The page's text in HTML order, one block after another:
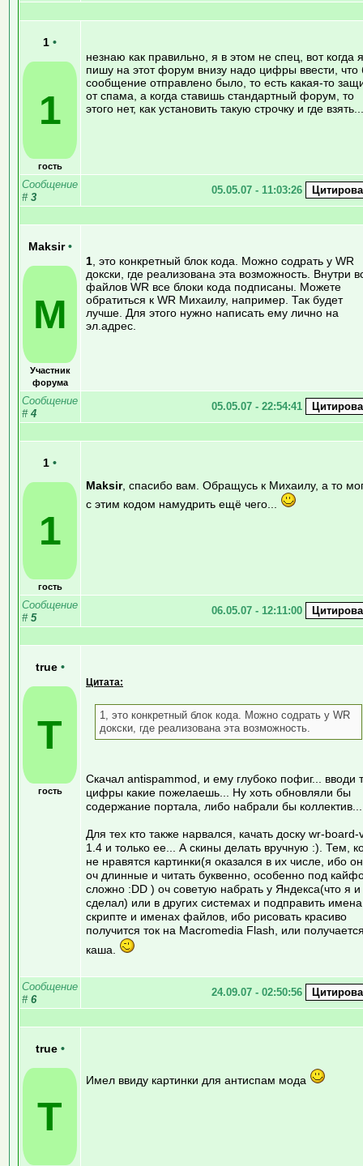
1 •
1
гость
незнаю как правильно, я в этом не спец, вот когда я
пишу на этот форум внизу надо цифры ввести, что
сообщение отправлено было, то есть какая-то
от спама, а когда ставишь стандартный форум, то
этого нет, как установить такую строчку и где
Сообщение
# 3
05.05.07 - 11:03:26
Maksir •
M
Участник
форума
1 , это конкретный блок кода. Можно содрать у WR
докски, где реализована эта возможность. Внутри
файлов WR все блоки кода подписаны. Можете
обратиться к WR Михаилу, например. Так будет
лучше. Для этого нужно написать ему лично на
эл.адрес.
Сообщение
# 4
05.05.07 - 22:54:41
1 •
1
гость
Maksir, спасибо вам. Обращусь к Михаилу, а то
с этим кодом намудрить ещё чего...
Сообщение
# 5
06.05.07 - 12:11:00
true •
T
гость
Цитата:
1, это конкретный блок кода. Можно содрать у WR
докски, где реализована эта возможность.
Скачал antispammod, и ему глубоко пофиг... вводи
цифры какие пожелаешь... Ну хоть обновляли бы
содержание портала, либо набрали бы
Для тех кто также нарвался, качать доску wr-board-
1.4 и только ее... А скины делать вручную :). Тем,
не нравятся картинки(я оказался в их числе, ибо
оч длинные и читать буквенно, особенно под
сложно :DD ) оч советую набрать у Яндекса(что я и
сделал) или в других системах и подправить
скрипте и именах файлов, ибо рисовать красиво
получится ток на Macromedia Flash, или
каша.
Сообщение
# 6
24.09.07 - 02:50:56
true •
T
Имел ввиду картинки для антиспам мода